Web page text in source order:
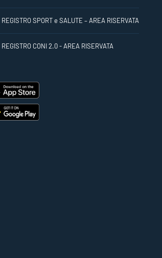
REGISTRO SPORT e SALUTE – AREA RISERVATA
REGISTRO CONI 2.0 - AREA RISERVATA